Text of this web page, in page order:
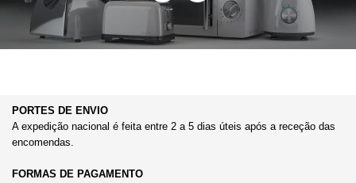
PORTES DE ENVIO
A expedição nacional é feita entre 2 a 5 dias úteis após a receção das
encomendas.
FORMAS DE PAGAMENTO